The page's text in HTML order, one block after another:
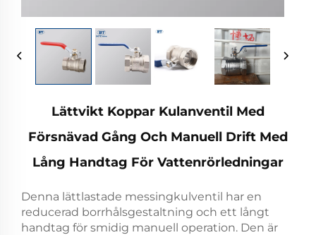
Lättvikt Koppar Kulanventil Med
Försnävad Gång Och Manuell Drift Med
Lång Handtag För Vattenrörledningar
Denna lättlastade messingkulventil har en
reducerad borrhålsgestaltning och ett långt
handtag för smidig manuell operation. Den är